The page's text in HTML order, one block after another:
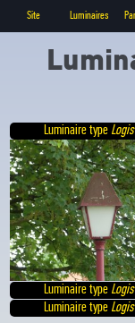
Site Luminaires
Luminaire type
Luminaire type
Luminaire type